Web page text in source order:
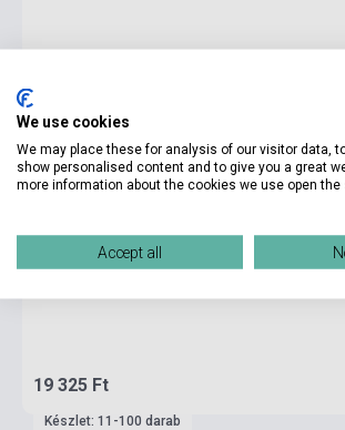
19 325 Ft
Készlet: 11-100 darab
We use cookies
We may place these for analysis of our visitor data,
show personalised content and to give you a great
more information about the cookies we use open the
Accept all